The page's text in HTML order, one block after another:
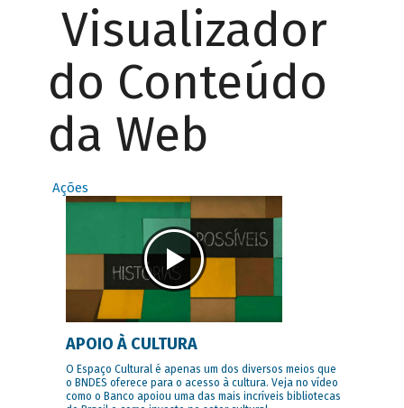
Visualizador
do Conteúdo
da Web
Ações
APOIO À CULTURA
O Espaço Cultural é apenas um dos diversos meios que
o BNDES oferece para o acesso à cultura. Veja no vídeo
como o Banco apoiou uma das mais incríveis bibliotecas